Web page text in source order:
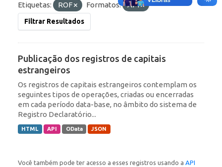
Etiquetas: ROF Formatos: API
Filtrar Resultados
Publicação dos registros de capitais
estrangeiros
Os registros de capitais estrangeiros contemplam os
seguintes tipos de operações, criadas ou encerradas
em cada período data-base, no âmbito do sistema de
Registro Declaratório...
HTML API OData JSON
Você também pode ter acesso a esses registros usando a API